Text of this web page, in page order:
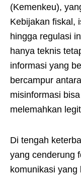
(Kemenkeu),
Kebijakan fiskal,
hingga regulasi
hanya teknis
informasi yang
bercampur
misinformasi
melemahkan
Di tengah
yang cenderung
komunikasi yang